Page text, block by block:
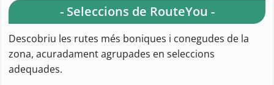
- Seleccions de RouteYou -
Descobriu les rutes més boniques i conegudes de la
zona, acuradament agrupades en seleccions
adequades.